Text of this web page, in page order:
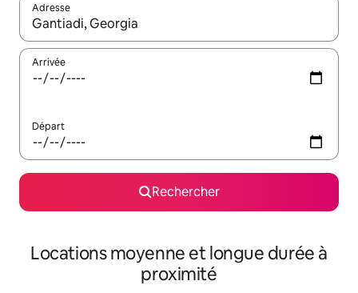
Adresse
Lorsque les résultats s'affichent, utilisez les flèches vers le
Arrivée
Départ
Rechercher
Locations moyenne et longue durée à
proximité